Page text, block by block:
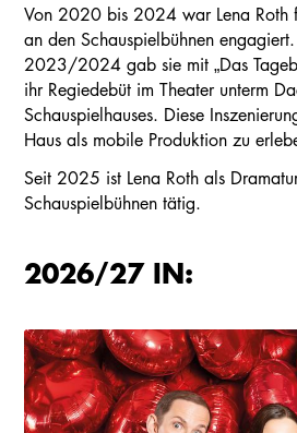
Von 2020 bis 2024 war Lena Roth
an den Schauspielbühnen
2023/2024 gab sie mit „Das
ihr Regiedebüt im Theater unterm
Schauspielhauses. Diese
Haus als mobile Produktion zu
Seit 2025 ist Lena Roth als
Schauspielbühnen tätig.
2026/27 IN: